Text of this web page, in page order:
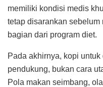
memiliki kondisi medis
tetap disarankan
bagian dari program diet.
Pada akhirnya, kopi
pendukung, bukan cara
Pola makan seimbang,